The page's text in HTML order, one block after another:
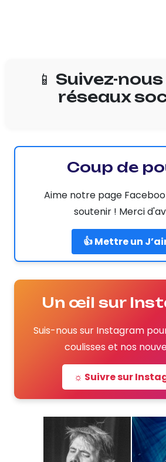
📱 Suivez-
réseaux
Coup de
Aime notre page
soutenir ! Merci
👍 Mettre un
Un œil sur
Suis-nous sur Instagram
coulisses et nos
☼ Suivre sur